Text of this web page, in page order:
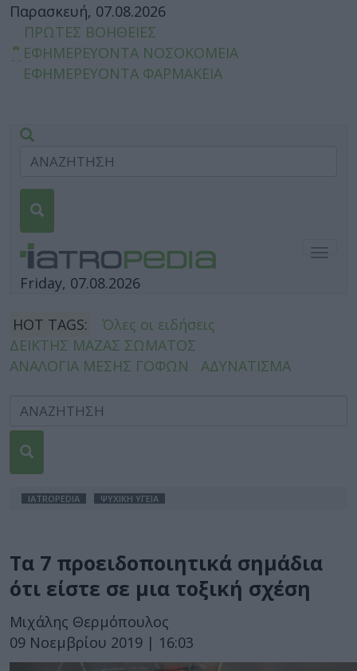
Παρασκευή, 07.08.2026
ΠΡΩΤΕΣ ΒΟΗΘΕΙΕΣ
ΕΦΗΜΕΡΕΥΟΝΤΑ ΝΟΣΟΚΟΜΕΙΑ
ΕΦΗΜΕΡΕΥΟΝΤΑ ΦΑΡΜΑΚΕΙΑ
Friday, 07.08.2026
HOT TAGS:
Όλες οι ειδήσεις
ΔΕΙΚΤΗΣ ΜΑΖΑΣ ΣΩΜΑΤΟΣ
ΑΝΑΛΟΓΙΑ ΜΕΣΗΣ ΓΟΦΩΝ
ΑΔΥΝΑΤΙΣΜΑ
IATROPEDIA ΨΥΧΙΚΗ ΥΓΕΙΑ
Τα 7 προειδοποιητικά σημάδια
ότι είστε σε μια τοξική σχέση
Μιχάλης Θερμόπουλος
09 Νοεμβρίου 2019 | 16:03